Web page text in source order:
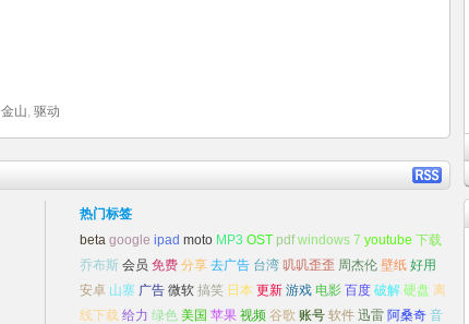
金山, 驱动
热门标签
beta google ipad moto MP3 OST pdf windows 7 youtube 下载
乔布斯 会员 免费 分享 去广告 台湾 叽叽歪歪 周杰伦 壁纸 好用
安卓 山寨 广告 微软 搞笑 日本 更新 游戏 电影 百度 破解 硬盘 离
线下载 给力 绿色 美国 苹果 视频 谷歌 账号 软件 迅雷 阿桑奇 音